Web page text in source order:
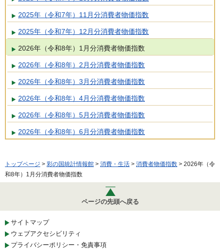
2025年（令和7年）11月分消費者物価指数
2025年（令和7年）12月分消費者物価指数
2026年（令和8年）1月分消費者物価指数
2026年（令和8年）2月分消費者物価指数
2026年（令和8年）3月分消費者物価指数
2026年（令和8年）4月分消費者物価指数
2026年（令和8年）5月分消費者物価指数
2026年（令和8年）6月分消費者物価指数
トップページ > 彩の国統計情報館 > 消費・生活 > 消費者物価指数 > 2026年（令
和8年）1月分消費者物価指数
ページの先頭へ戻る
サイトマップ
ウェブアクセシビリティ
プライバシーポリシー・免責事項